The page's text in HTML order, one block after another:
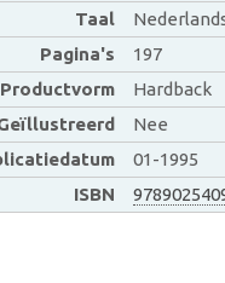
Taal
Pagina's
197
Productvorm
Hardback
Nee
01-1995
ISBN